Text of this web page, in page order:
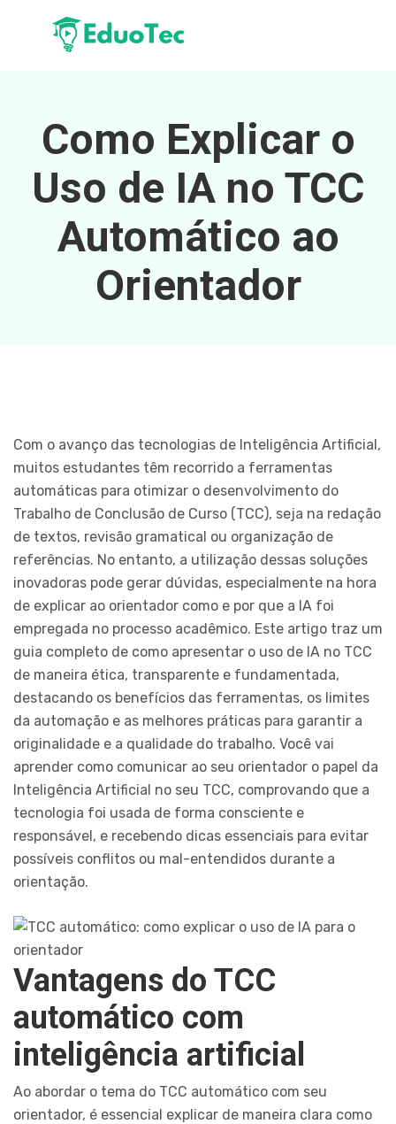
Como Explicar o
Uso de IA no TCC
Automático ao
Orientador
Com o avanço das tecnologias de Inteligência Artificial,
muitos estudantes têm recorrido a ferramentas
automáticas para otimizar o desenvolvimento do
Trabalho de Conclusão de Curso (TCC), seja na redação
de textos, revisão gramatical ou organização de
referências. No entanto, a utilização dessas soluções
inovadoras pode gerar dúvidas, especialmente na hora
de explicar ao orientador como e por que a IA foi
empregada no processo acadêmico. Este artigo traz um
guia completo de como apresentar o uso de IA no TCC
de maneira ética, transparente e fundamentada,
destacando os benefícios das ferramentas, os limites
da automação e as melhores práticas para garantir a
originalidade e a qualidade do trabalho. Você vai
aprender como comunicar ao seu orientador o papel da
Inteligência Artificial no seu TCC, comprovando que a
tecnologia foi usada de forma consciente e
responsável, e recebendo dicas essenciais para evitar
possíveis conflitos ou mal-entendidos durante a
orientação.
Vantagens do TCC
automático com
inteligência artificial
Ao abordar o tema do TCC automático com seu
orientador, é essencial explicar de maneira clara como